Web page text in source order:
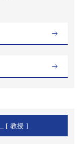
[ 教授 ]